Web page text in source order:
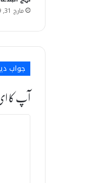
مارچ 31, 2019
جواب
آپ کا
ت